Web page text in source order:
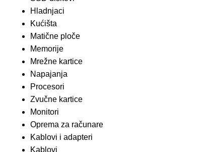
Hladnjaci
Kućišta
Matične ploče
Memorije
Mrežne kartice
Napajanja
Procesori
Zvučne kartice
Monitori
Oprema za računare
Kablovi i adapteri
Kablovi